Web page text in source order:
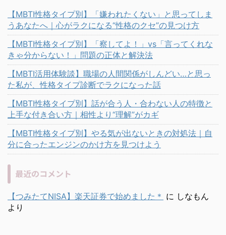
【MBTI性格タイプ別】「嫌われたくない」と思ってしま
うあなたへ｜心がラクになる“性格のクセ”の見つけ方
【MBTI性格タイプ別】「察してよ！」vs「言ってくれな
きゃ分からない！」問題の正体と解決法
【MBTI活用体験談】職場の人間関係がしんどい…と思っ
た私が、性格タイプ診断でラクになった話
【MBTI性格タイプ別】話が合う人・合わない人の特徴と
上手な付き合い方｜相性より“理解”がカギ
【MBTI性格タイプ別】やる気が出ないときの対処法｜自
分に合ったエンジンのかけ方を見つけよう
最近のコメント
【つみたてNISA】楽天証券で始めました＊ に しなもん
より